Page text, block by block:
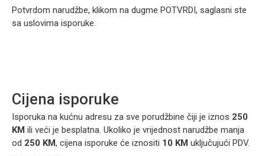
Potvrdom narudžbe, klikom na dugme POTVRDI, saglasni ste
sa uslovima isporuke.
Cijena isporuke
Isporuka na kućnu adresu za sve porudžbine čiji je iznos 250
KM ili veći je besplatna. Ukoliko je vrijednost narudžbe manja
od 250 KM, cijena isporuke će iznositi 10 KM uključujući PDV.